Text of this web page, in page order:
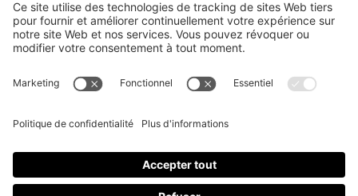
S'inscrire à mon Infolettre